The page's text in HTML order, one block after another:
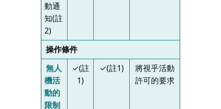
動通
知(註
2)
操作條件
無人
機活
動的
限制
✓(註
1)
✓(註1)
將視乎活動
許可的要求